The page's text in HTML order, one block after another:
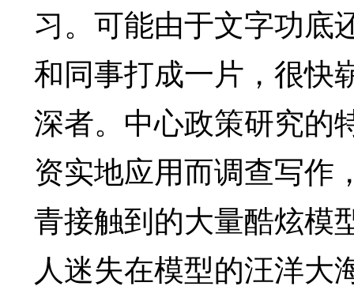
习。可能由于文字功底
和同事打成一片，很快
深者。中心政策研究的
资实地应用而调查写作
青接触到的大量酷炫模
人迷失在模型的汪洋大